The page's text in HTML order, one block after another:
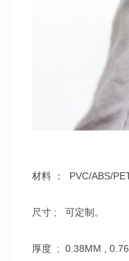
材料 ： PVC/ABS/
尺寸 ; 可定制。
厚度 ; 0.38MM ,